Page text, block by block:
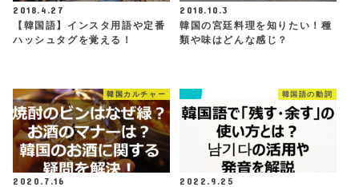
2018.4.27
【韓国語】インスタ用語や定番
ハッシュタグを覚える！
2018.10.3
韓国の宮廷料理を知りたい！種
類や味はどんな感じ？
韓国カルチャー
2020.7.16
韓国語の動詞
2022.9.25